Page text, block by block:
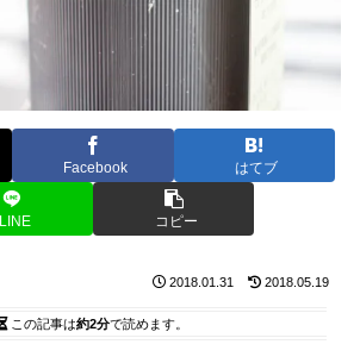
Facebook はてブ
LINE コピー
2018.01.31 2018.05.19
この記事は約2分で読めます。